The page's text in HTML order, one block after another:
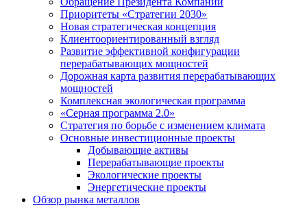
Приоритеты «Стратегии 2030»
Новая стратегическая концепция
Клиентоориентированный взгляд
Развитие эффективной конфигурации
перерабатывающих мощностей
Дорожная карта развития перерабатывающих
мощностей
Комплексная экологическая программа
«Серная программа 2.0»
Стратегия по борьбе с изменением климата
Основные инвестиционные проекты
Добывающие активы
Перерабатывающие проекты
Экологические проекты
Энергетические проекты
Обзор рынка металлов